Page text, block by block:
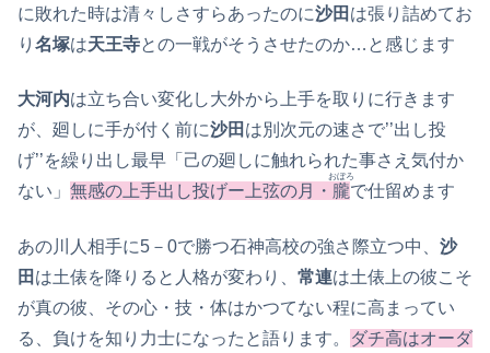
に敗れた時は清々しさすらあったのに沙田 は張り詰めてお
り 名塚は天王寺との一戦がそうさせたのか…と感じます
大河内は立ち合い変化し大外から上手を取りに行きます
が、廻しに手が付く前に沙田 は別次元の速さで’’出し投
げ’’を繰り出し最早「己の廻しに触れられた事さえ気付か
ない」 無感の上手出し投げー上弦の月・ 朧
おぼろ
で仕留めます
あの川人相手に5－0で勝つ石神高校の強さ際立つ中、 沙
田 は土俵を降りると人格が変わり、 常連は土俵上の彼こそ
が真の彼、その心・技・体はかつてない程に高まってい
る、負けを知り力士になったと語ります。
ダチ高はオーダ